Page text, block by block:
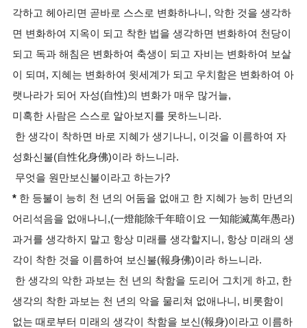
각하고 헤아리면 곧바로 스스로 변화하나니, 악한 것을 생각하
면 변화하여 지옥이 되고 착한 법을 생각하면 변화하여 천당이
되고 독과 해침은 변화하여 축생이 되고 자비는 변화하여 보살
이 되며, 지혜는 변화하여 윗세계가 되고 우치함은 변화하여 아
랫나라가 되어 자성(自性)의 변화가 매우 많거늘,
미혹한 사람은 스스로 알아보지를 못하느니라.
한 생각이 착하면 바로 지혜가 생기나니, 이것을 이름하여 자
성화신불(自性化身佛)이라 하느니라.
무엇을 원만보신불이라고 하는가?
* 한 등불이 능히 천 년의 어둠을 없애고 한 지혜가 능히 만년의
어리석음을 없애나니,(一燈能除千年暗이요 一知能滅萬年愚라)
과거를 생각하지 말고 항상 미래를 생각할지니, 항상 미래의 생
각이 착한 것을 이름하여 보신불(報身佛)이라 하느니라.
한 생각의 악한 과보는 천 년의 착함을 도리어 그치게 하고, 한
생각의 착한 과보는 천 년의 악을 물리쳐 없애나니, 비롯함이
없는 때로부터 미래의 생각이 착함을 보신(報身)이라고 이름하